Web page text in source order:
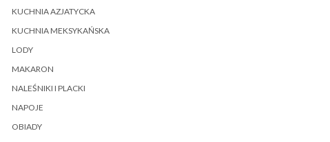
KUCHNIA AZJATYCKA
KUCHNIA MEKSYKAŃSKA
LODY
MAKARON
NALEŚNIKI I PLACKI
NAPOJE
OBIADY